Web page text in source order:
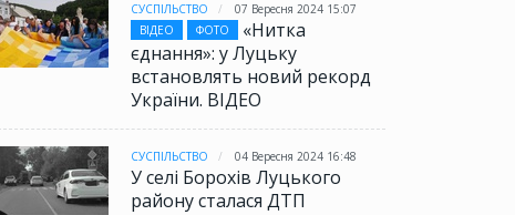
СУСПІЛЬСТВО
07 Вересня 2024 15:07
ВІДЕО
ФОТО
«Нитка
єднання»: у Луцьку
встановлять новий рекорд
України. ВІДЕО
СУСПІЛЬСТВО 04 Вересня 2024 16:48
У селі Борохів Луцького
району сталася ДТП